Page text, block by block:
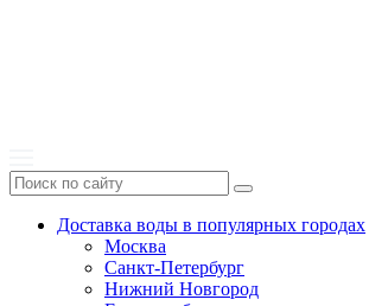
Доставка воды в популярных городах
Москва
Санкт-Петербург
Нижний Новгород